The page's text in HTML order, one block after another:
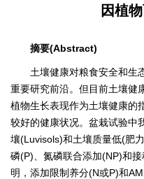
因植
摘要(Abstract)
土壤健康对粮食安全和生
重要研究前沿。但目前土壤健
植物生长表现作为土壤健康的
较好的健康状况。盆栽试验中
壤(Luvisols)和土壤质量低(肥
磷(P)、氮磷联合添加(NP)和
明，添加限制养分(N或P)和